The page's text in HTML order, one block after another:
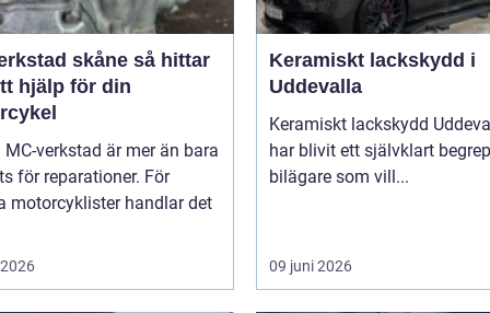
skåne så hittar
hjälp för din
MC-verkstad är mer än bara
för reparationer. För
motorcyklister handlar det
Keramiskt lackskydd i
Uddevalla
Keramiskt lackskydd
har blivit ett självklart
bilägare som vill...
09 juni 2026